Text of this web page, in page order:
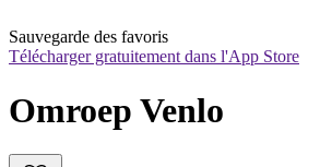
Sauvegarde des favoris
Télécharger gratuitement dans l'App Store
Omroep Venlo